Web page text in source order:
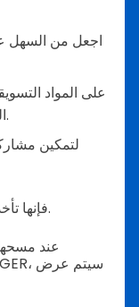
اجعل من السهل
المطبوعة لتوليد العملاء المحتملين.
لتمكين
بالطبع، نظرًا لأنها رمز QR، فإنها تأخذ مساحة أقل.
عند